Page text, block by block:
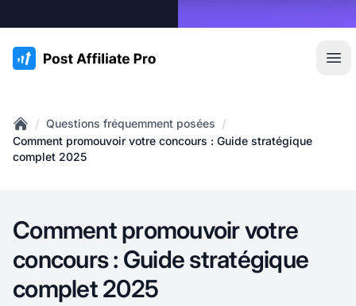
:site.title
Home
/ Questions fréquemment posées /
Comment promouvoir votre concours : Guide stratégique
complet 2025
Comment promouvoir votre
concours : Guide stratégique
complet 2025